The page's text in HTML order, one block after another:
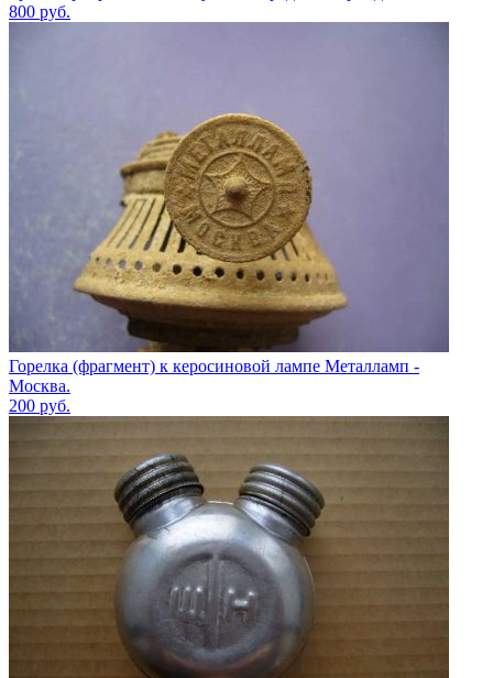
800 руб.
Горелка (фрагмент) к керосиновой лампе Металламп -
Москва.
200 руб.